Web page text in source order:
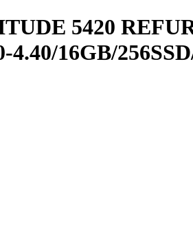
5420
4.40/16GB/